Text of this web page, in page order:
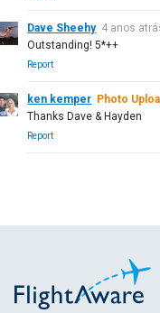
Dave Sheehy 4 anos
Outstanding! 5*++
Report
ken kemper Photo
Thanks Dave & Hayden
Report